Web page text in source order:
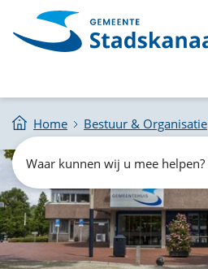
Home Bestuur & Organisatie
Zoeken
Waar
kunnen
wij
u
mee
helpen?